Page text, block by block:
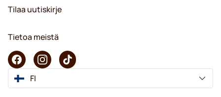
Tilaa uutiskirje
Tietoa meistä
FI